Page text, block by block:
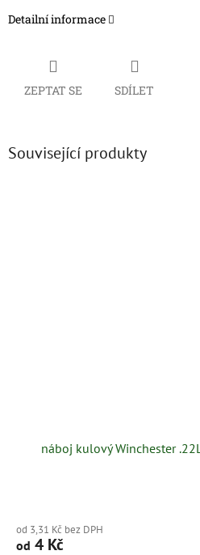
Detailní informace
ZEPTAT SE SDÍLET
Související produkty
náboj kulový Winchester
od 3,31 Kč bez DPH
od 4 Kč